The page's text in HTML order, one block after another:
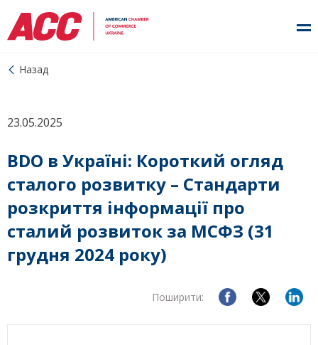
Назад
23.05.2025
BDO в Україні: Короткий огляд
сталого розвитку – Стандарти
розкриття інформації про
сталий розвиток за МСФЗ (31
грудня 2024 року)
Поширити: